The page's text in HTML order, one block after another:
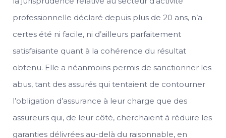
professionnelle déclaré depuis plus de 20 ans, n’a
certes été ni facile, ni d’ailleurs parfaitement
satisfaisante quant à la cohérence du résultat
obtenu. Elle a néanmoins permis de sanctionner les
abus, tant des assurés qui tentaient de contourner
l’obligation d’assurance à leur charge que des
assureurs qui, de leur côté, cherchaient à réduire les
garanties délivrées au-delà du raisonnable, en